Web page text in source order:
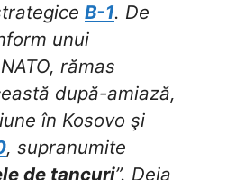
B-1. De
unui
rămas
după-amiază,
în Kosovo şi
, supranumite
de tancuri”. Deja